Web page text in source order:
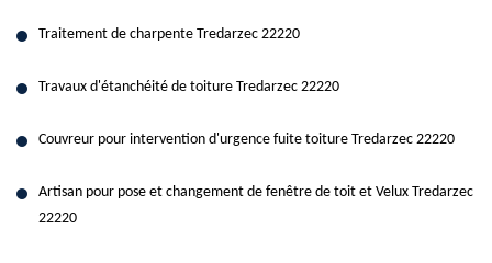
Traitement de charpente Tredarzec 22220
Travaux d'étanchéité de toiture Tredarzec 22220
Couvreur pour intervention d'urgence fuite toiture Tredarzec 22220
Artisan pour pose et changement de fenêtre de toit et Velux Tredarzec
22220